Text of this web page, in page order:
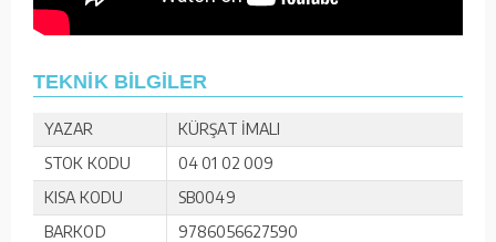
TEKNİK BİLGİLER
YAZAR
KÜRŞAT İMALI
STOK KODU
04 01 02 009
KISA KODU
SB0049
BARKOD
9786056627590